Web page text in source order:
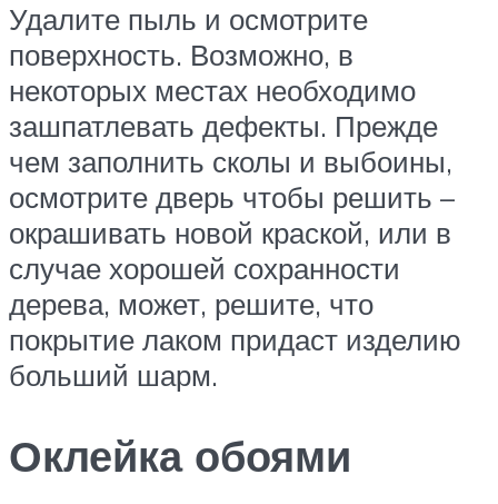
Удалите пыль и осмотрите
поверхность. Возможно, в
некоторых местах необходимо
зашпатлевать дефекты. Прежде
чем заполнить сколы и выбоины,
осмотрите дверь чтобы решить –
окрашивать новой краской, или в
случае хорошей сохранности
дерева, может, решите, что
покрытие лаком придаст изделию
больший шарм.
Оклейка обоями